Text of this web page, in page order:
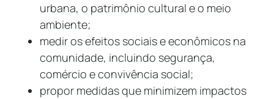
urbana, o patrimônio cultural e o meio
ambiente;
medir os efeitos sociais e econômicos na
comunidade, incluindo segurança,
comércio e convivência social;
propor medidas que minimizem impactos